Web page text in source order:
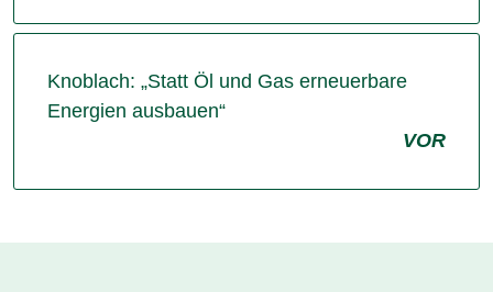
Knoblach: „Statt Öl und Gas erneuerbare
Energien ausbauen“
VOR